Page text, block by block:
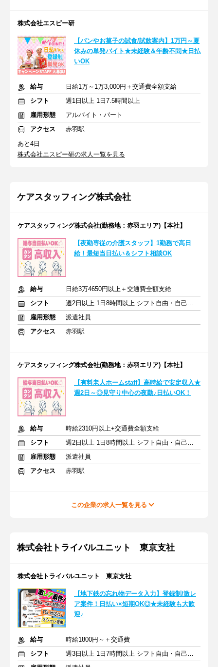
株式会社エスピー研
【パンやお菓子の試食/試飲案内】1万円～夏
休みの単発バイト★未経験＆年齢不問★日払
いOK
給与
日給1万～1万3,000円＋交通費全額支給
シフト
週1日以上 1日7.5時間以上
雇用形態
アルバイト・パート
アクセス
赤羽駅
あと4日
株式会社エスピー研の求人一覧を見る
ケアスタッフィング株式会社
ケアスタッフィング株式会社(勤務地：赤羽エリア)【本社】
【夜勤専従の介護スタッフ】1勤務で高日
給！最短当日払い＆シフト相談OK
給与
日給3万4650円以上＋交通費全額支給
シフト
週2日以上 1日8時間以上 シフト自由・自己申告
雇用形態
派遣社員
アクセス
赤羽駅
ケアスタッフィング株式会社(勤務地：赤羽エリア)【本社】
【有料老人ホームstaff】高時給で安定収入★
週2日～◎見守り中心の夜勤♪日払いOK！
給与
時給2310円以上+交通費全額支給
シフト
週2日以上 1日8時間以上 シフト自由・自己申告
雇用形態
派遣社員
アクセス
赤羽駅
この企業の求人一覧を見る
株式会社トライバルユニット 東京支社
株式会社トライバルユニット 東京支社
【地下鉄の忘れ物データ入力】登録制/激レ
ア案件！日払い×短期OK◎★未経験も大歓
迎♪
給与
時給1800円～＋交通費
シフト
週3日以上 1日7時間以上 シフト自由・自己申告